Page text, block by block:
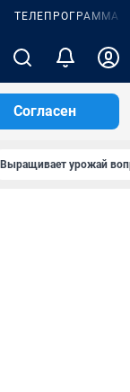
ТЕЛЕПРОГРАММА
Согласен
Выращивает урожай